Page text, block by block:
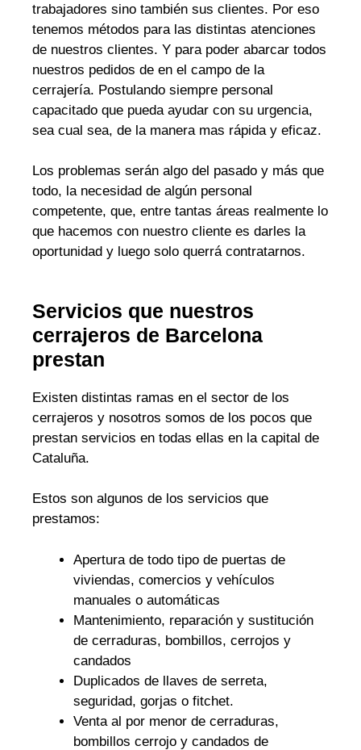
trabajadores sino también sus clientes. Por eso
tenemos métodos para las distintas atenciones
de nuestros clientes. Y para poder abarcar todos
nuestros pedidos de en el campo de la
cerrajería. Postulando siempre personal
capacitado que pueda ayudar con su urgencia,
sea cual sea, de la manera mas rápida y eficaz.
Los problemas serán algo del pasado y más que
todo, la necesidad de algún personal
competente, que, entre tantas áreas realmente lo
que hacemos con nuestro cliente es darles la
oportunidad y luego solo querrá contratarnos.
Servicios que nuestros
cerrajeros de Barcelona
prestan
Existen distintas ramas en el sector de los
cerrajeros y nosotros somos de los pocos que
prestan servicios en todas ellas en la capital de
Cataluña.
Estos son algunos de los servicios que
prestamos:
Apertura de todo tipo de puertas de
viviendas, comercios y vehículos
manuales o automáticas
Mantenimiento, reparación y sustitución
de cerraduras, bombillos, cerrojos y
candados
Duplicados de llaves de serreta,
seguridad, gorjas o fitchet.
Venta al por menor de cerraduras,
bombillos cerrojo y candados de